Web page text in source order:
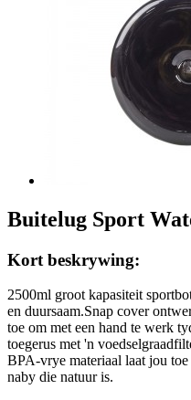
Buitelug Sport
Kort beskrywing:
2500ml groot kapasiteit
en duursaam.Snap cover
toe om met een hand te werk
toegerus met 'n
BPA-vrye materiaal laat jou
naby die natuur is.